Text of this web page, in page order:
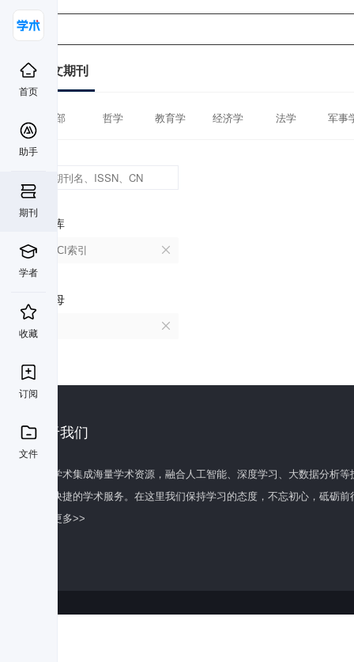
首页
助手
期刊
学者
收藏
订阅
文件
中文期刊
全部 哲学 教育学 经济学 法学 军事
数据库
CSSCI索引
首字母
关于我们
百度学术集成海量学术资源，融合人工智能、深度学习、大数据分析
全面快捷的学术服务。在这里我们保持学习的态度，不忘初心，砥砺前
了解更多>>